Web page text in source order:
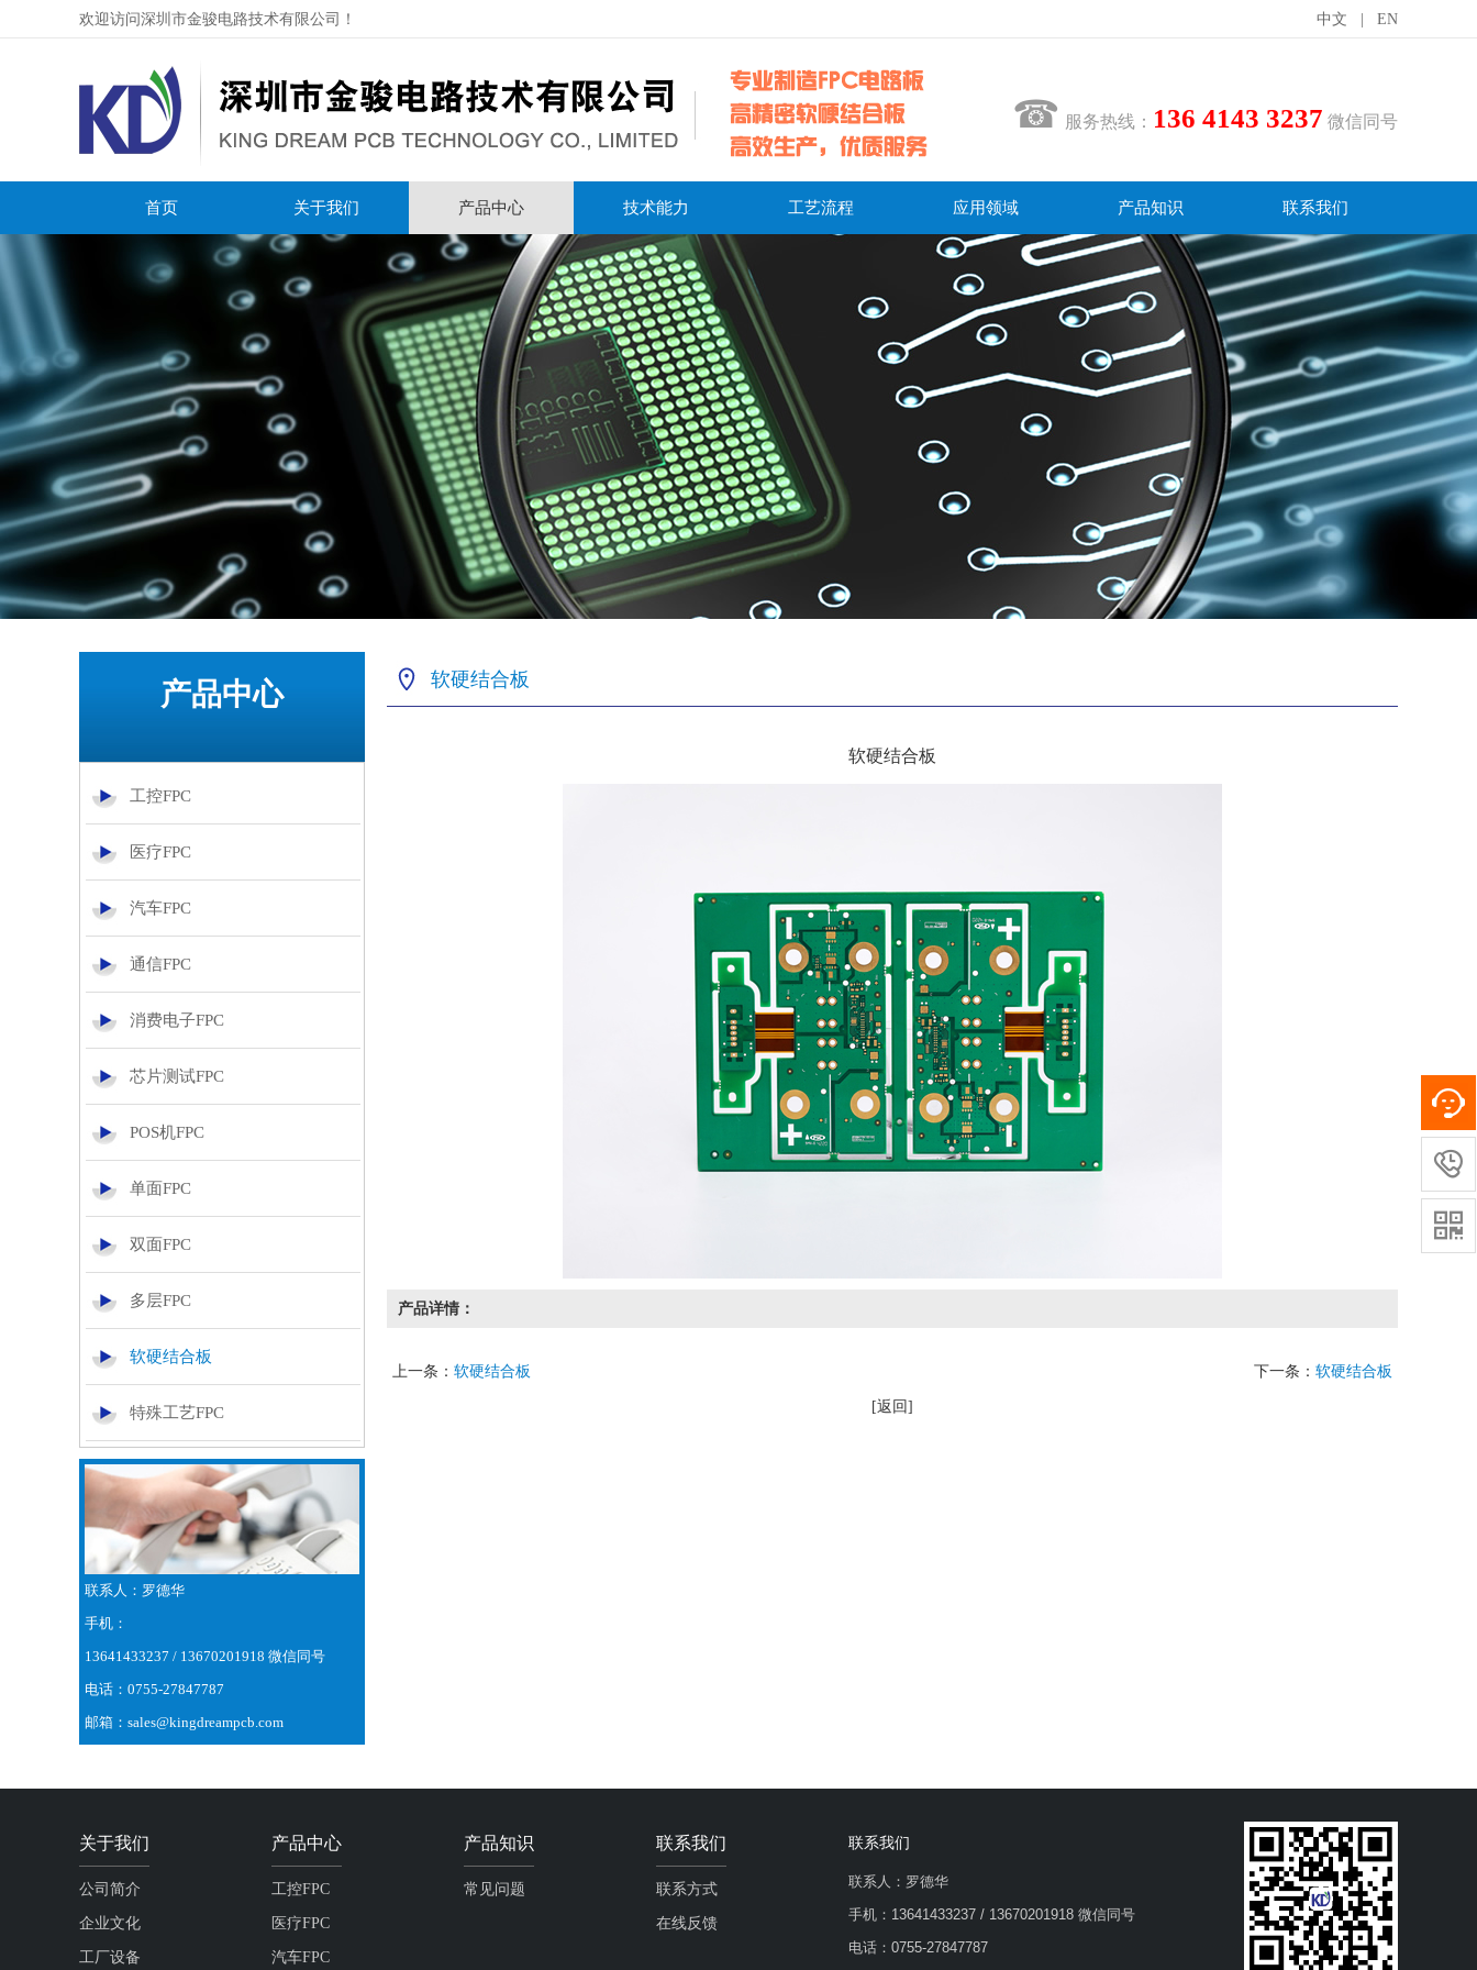
欢迎访问深圳市金骏电路技术有限公司！ 中文 EN
☎ 服务热线： 136 4143 3237 微信同号
首页 关于我们 产品中心 技术能力 工艺流程 应用领域 产品知识 联系我们
产品中心
工控FPC
医疗FPC
汽车FPC
通信FPC
消费电子FPC
芯片测试FPC
POS机FPC
单面FPC
双面FPC
多层FPC
软硬结合板
特殊工艺FPC
联系人：罗德华
手机：
13641433237 / 13670201918 微信同号
电话：0755-27847787
邮箱：sales@kingdreampcb.com
软硬结合板
软硬结合板
产品详情：
上一条： 软硬结合板 下一条： 软硬结合板
[返回]
关于我们
公司简介
企业文化
工厂设备
产品中心
工控FPC
医疗FPC
汽车FPC
产品知识
常见问题
联系我们
联系方式
在线反馈
联系我们
联系人：罗德华
手机：13641433237 / 13670201918 微信同号
电话：0755-27847787

